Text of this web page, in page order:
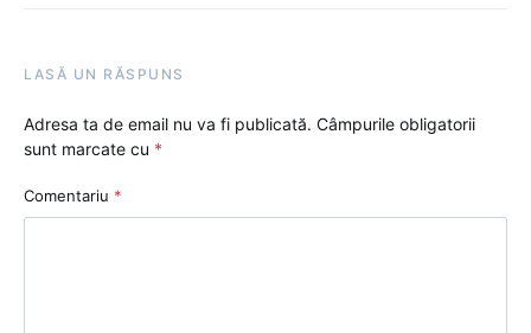
LASĂ UN RĂSPUNS
Adresa ta de email nu va fi publicată. Câmpurile obligatorii
sunt marcate cu *
Comentariu *